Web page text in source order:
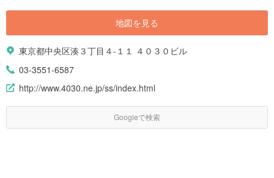
地図を見る
東京都中央区湊３丁目４-１１ ４０３０ビル
03-3551-6587
http://www.4030.ne.jp/ss/index.html
Googleで検索